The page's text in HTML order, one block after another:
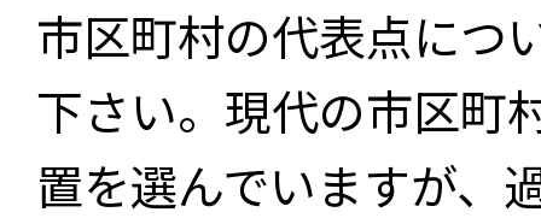
市区町村の代表点につ
下さい。現代の市区町
置を選んでいますが、